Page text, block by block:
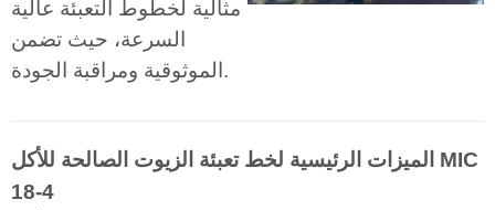
مثالية لخطوط التعبئة عالية
السرعة، حيث تضمن
الموثوقية ومراقبة الجودة.
الميزات الرئيسية لخط تعبئة الزيوت الصالحة للأكل MIC
18-4